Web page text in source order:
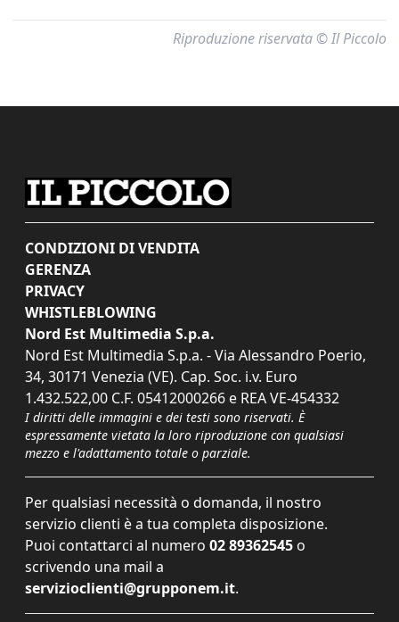
Riproduzione riservata © Il Piccolo
CONDIZIONI DI VENDITA
GERENZA
PRIVACY
WHISTLEBLOWING
Nord Est Multimedia S.p.a.
Nord Est Multimedia S.p.a. - Via Alessandro Poerio,
34, 30171 Venezia (VE). Cap. Soc. i.v. Euro
1.432.522,00 C.F. 05412000266 e REA VE-454332
I diritti delle immagini e dei testi sono riservati. È
espressamente vietata la loro riproduzione con qualsiasi
mezzo e l'adattamento totale o parziale.
Per qualsiasi necessità o domanda, il nostro
servizio clienti è a tua completa disposizione.
Puoi contattarci al numero 02 89362545 o
scrivendo una mail a
servizioclienti@grupponem.it.